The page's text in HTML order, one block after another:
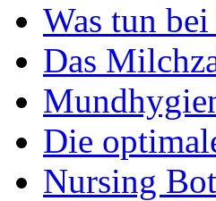
Was tun
Das
Die
Nursing